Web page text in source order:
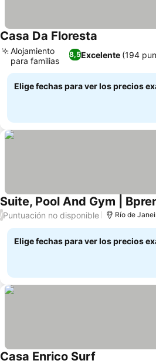
Casa Da Floresta
8,5Excelente (194
Alojamiento
para familias
Elige fechas para ver los precios
Suite, Pool And Gym |
/Puntuación no disponible Río de
Elige fechas para ver los precios
Casa Enrico Surf